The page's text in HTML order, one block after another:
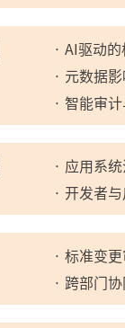
· AI驱动
· 元数据
· 智能审
· 应用系
· 开发者
· 标准变
· 跨部门